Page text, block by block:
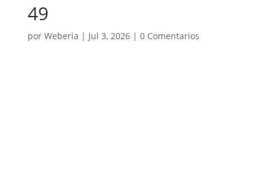
49
por Weberia | Jul 3, 2026| 0 Comentarios